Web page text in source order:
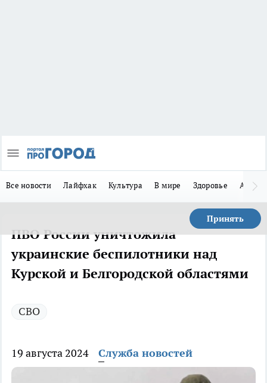
Все новости Лайфхак Культура В мире Здоровье Авто
Принять
ПВО России уничтожила
украинские беспилотники над
Курской и Белгородской областями
СВО
19 августа 2024 Служба новостей